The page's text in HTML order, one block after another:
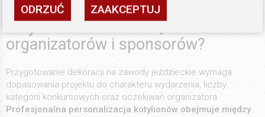
Jak przebiega personalizacja
kotylionów dla klubów,
organizatorów i sponsorów?
Przygotowanie dekoracji na zawody jeździeckie wymaga
dopasowania projektu do charakteru wydarzenia, liczby
kategorii konkursowych oraz oczekiwań organizatora.
Profesjonalna personalizacja kotylionów obejmuje między
ODRZUĆ ZAAKCEPTUJ